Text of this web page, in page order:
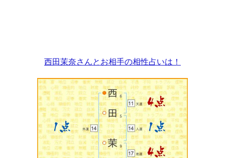
西田茉奈さんとお相手の相性占いは！